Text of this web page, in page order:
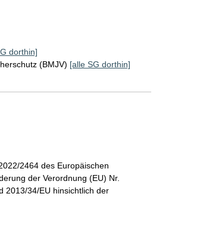
dorthin]
(BMJV) [alle SG dorthin]
2464 des Europäischen
der Verordnung (EU) Nr.
2013/34/EU hinsichtlich der